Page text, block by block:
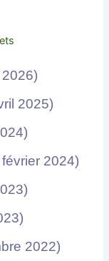
2025)
2024)
2022)